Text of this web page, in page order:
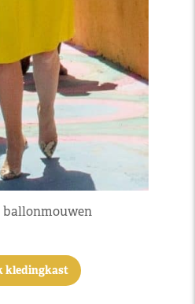
kledingkast